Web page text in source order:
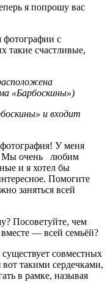
я попрошу вас
фотографии с
такие счастливые,
«Барбоскины»)
и входит
У меня
Мы очень любим
и я хотел бы
Помогите
заняться всей
Посоветуйте, чем
— всей семьёй?
совместных
такими сердечками,
в рамке, называя